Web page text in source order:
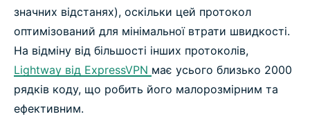
значних відстанях), оскільки цей протокол
оптимізований для мінімальної втрати швидкості.
На відміну від більшості інших протоколів,
Lightway від ExpressVPN має усього близько 2000
рядків коду, що робить його малорозмірним та
ефективним.